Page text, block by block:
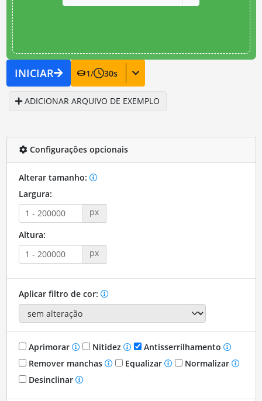
INICIAR 1/ 30s
ADICIONAR ARQUIVO DE EXEMPLO
Configurações opcionais
Alterar tamanho:
Largura:
px
Altura:
px
Aplicar filtro de cor:
Aprimorar Nitidez
Antisserrilhamento
Remover manchas
Equalizar
Normalizar
Desinclinar